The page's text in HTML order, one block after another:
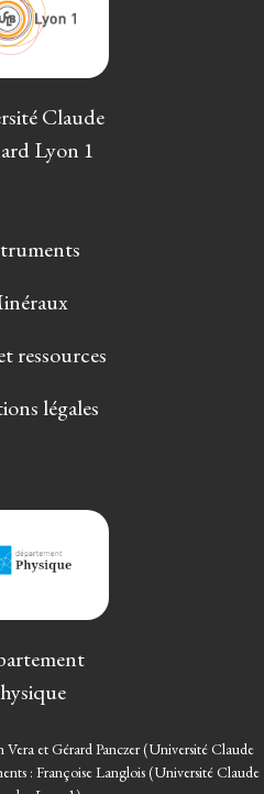
Claude
Lyon 1
ressources
légales
et Gérard Panczer (Université Claude
: Françoise Langlois (Université Claude